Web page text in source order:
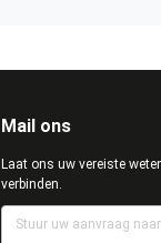
Mail ons
Laat ons uw vereiste
verbinden.